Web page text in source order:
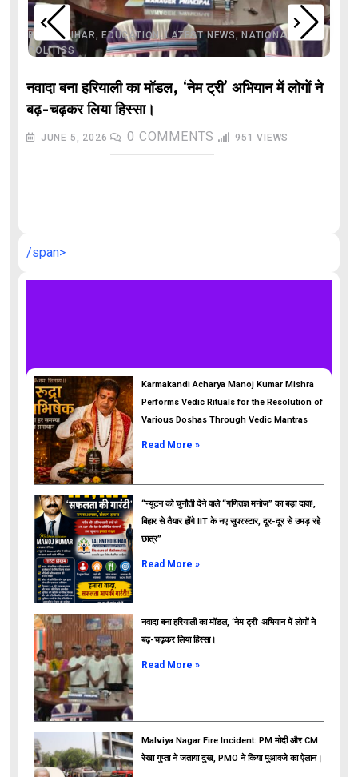
BIHAR,BIHAR, EDUCATION ,LATEST NEWS,NATIONAL
POLITICS
नवादा बना हरियाली का मॉडल, ‘नेम ट्री’ अभियान में लोगों ने
बढ़-चढ़कर लिया हिस्सा।
JUNE 5, 2026 0 COMMENTS 951 VIEWS
/span>
ads
Karmakandi Acharya Manoj Kumar Mishra
Performs Vedic Rituals for the Resolution of
Various Doshas Through Vedic Mantras
Read More »
“न्यूटन को चुनौती देने वाले “गणितज्ञ मनोज” का बड़ा दावा!,
बिहार से तैयार होंगे IIT के नए सुपरस्टार, दूर-दूर से उमड़ रहे
छात्र”
Read More »
नवादा बना हरियाली का मॉडल, ‘नेम ट्री’ अभियान में लोगों ने
बढ़-चढ़कर लिया हिस्सा।
Read More »
Malviya Nagar Fire Incident: PM मोदी और CM
रेखा गुप्ता ने जताया दुख, PMO ने किया मुआवजे का ऐलान।